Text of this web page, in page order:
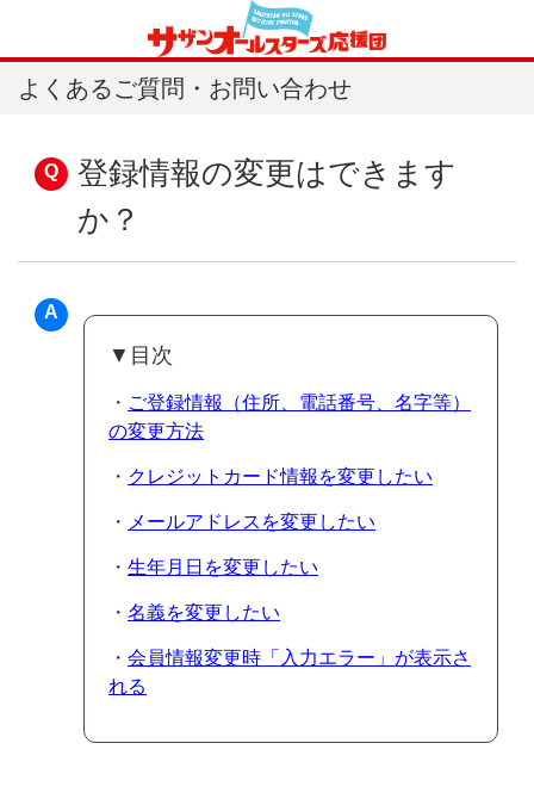
よくあるご質問・お問い合わせ
登録情報の変更はできます
か？
▼目次
・ ご登録情報（住所、電話番号、名字等）
の変更方法
・ クレジットカード情報を変更したい
・ メールアドレスを変更したい
・ 生年月日を変更したい
・ 名義を変更したい
・ 会員情報変更時「入力エラー」が表示さ
れる